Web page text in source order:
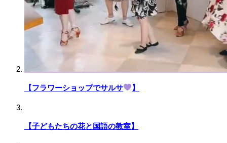
【フラワーショップでサルサ 】
【子どもたちの花と国語の教室】